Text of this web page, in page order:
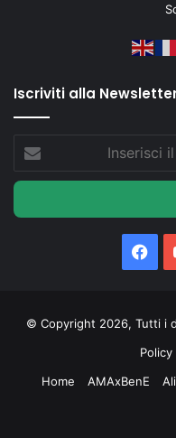
Iscriviti alla
tuo
mail
© Copyright 2026, Tutti i
Policy
Home
AMAxBenE